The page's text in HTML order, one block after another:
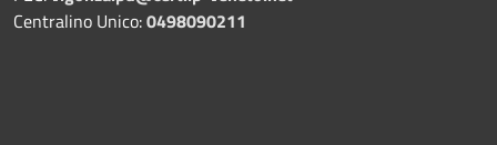
Centralino Unico:0498090211